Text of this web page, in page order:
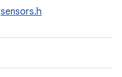
sensors.h